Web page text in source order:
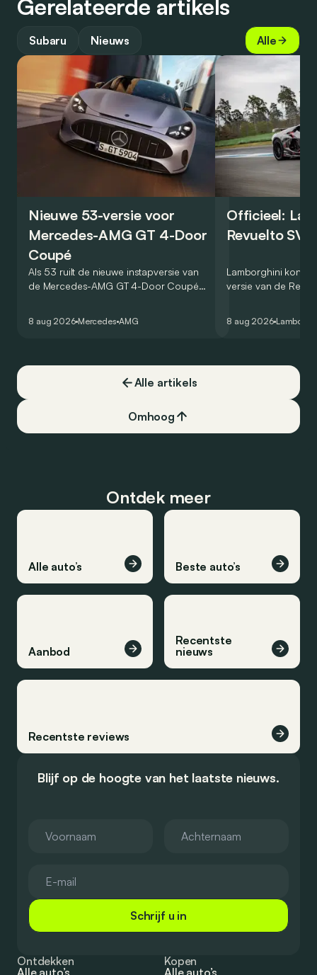
Gerelateerde artikels
Subaru Nieuws Alle
Nieuwe 53-versie voor
Mercedes-AMG GT 4-Door
Coupé
Als 53 ruilt de nieuwe instapversie van
de Mercedes-AMG GT 4-Door Coupé
8 aug 2026 Mercedes AMG
Officieel:
Revuelto SV
Lamborghini
versie van de
een record voor
8 aug 2026
Alle artikels
Omhoog
Ontdek meer
Alle auto’s Beste auto’s
Aanbod
Recentste
nieuws
Recentste reviews
Blijf op de hoogte van het laatste nieuws.
Schrijf u in
Ontdekken
Kopen